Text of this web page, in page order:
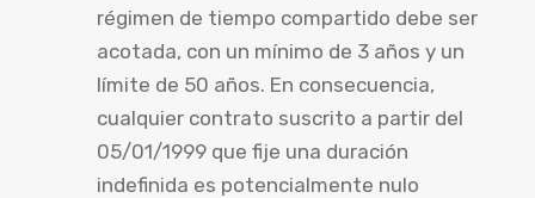
régimen de tiempo compartido debe ser
acotada, con un mínimo de 3 años y un
límite de 50 años. En consecuencia,
cualquier contrato suscrito a partir del
05/01/1999 que fije una duración
indefinida es potencialmente nulo